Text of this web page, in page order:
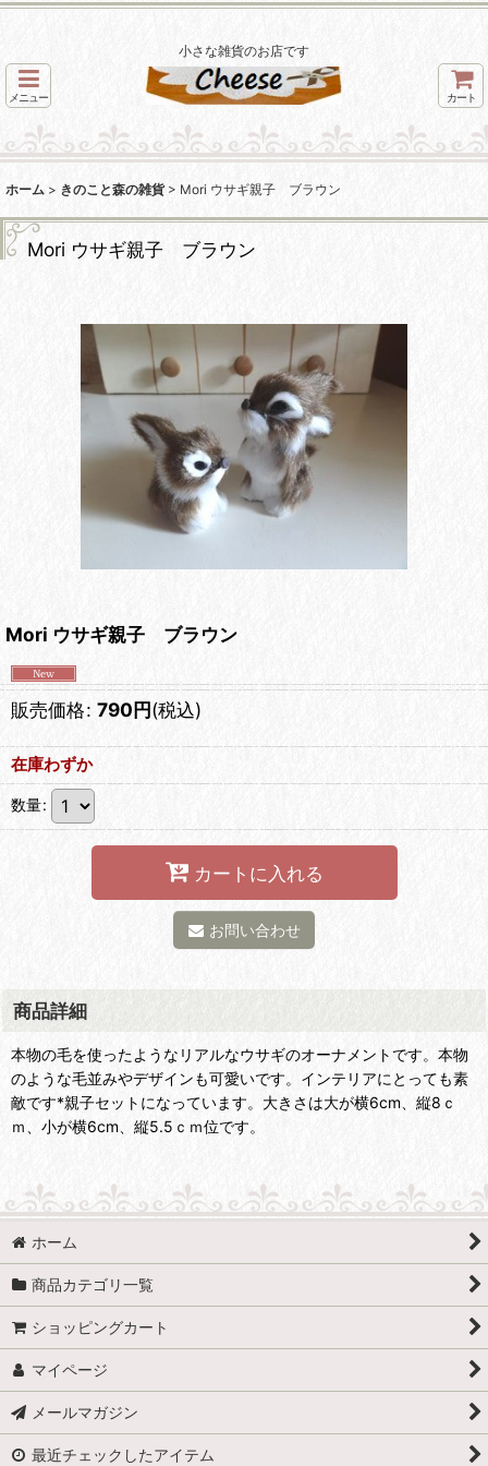
小さな雑貨のお店です
メニュー カート
ホーム > きのこと森の雑貨 > Mori ウサギ親子 ブラウン
Mori ウサギ親子 ブラウン
Mori ウサギ親子 ブラウン
販売価格: 790円(税込)
在庫わずか
数量:
カートに入れる
お問い合わせ
商品詳細
本物の毛を使ったようなリアルなウサギのオーナメントです。本物
のような毛並みやデザインも可愛いです。インテリアにとっても素
敵です*親子セットになっています。大きさは大が横6cm、縦8ｃ
ｍ、小が横6cm、縦5.5ｃｍ位です。
ホーム
商品カテゴリ一覧
ショッピングカート
マイページ
メールマガジン
最近チェックしたアイテム